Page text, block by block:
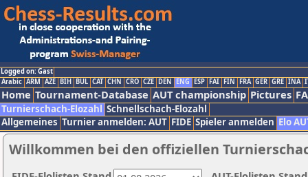
Logged on: Gast
Arabic ARM AZE BIH BUL CAT CHN CRO CZE DEN ENG ESP FAI FIN FRA GER GRE INA
Home Tournament-Database AUT championship Pictures
Turnierschach-Elozahl Schnellschach-Elozahl
Allgemeines Turnier anmelden: AUT FIDE Spieler anmelden Elo
Willkommen bei den offiziellen